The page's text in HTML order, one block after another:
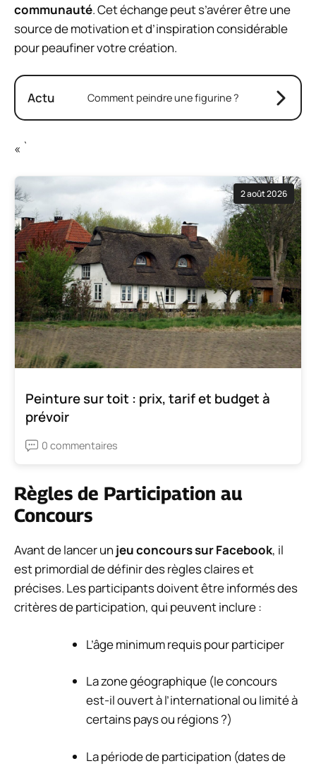
communauté. Cet échange peut s’avérer être une
source de motivation et d’inspiration considérable
pour peaufiner votre création.
Actu Comment peindre une figurine ?
« `
2 août 2026
Peinture sur toit : prix, tarif et budget à
prévoir
0 commentaires
Règles de Participation au
Concours
Avant de lancer un jeu concours sur Facebook, il
est primordial de définir des règles claires et
précises. Les participants doivent être informés des
critères de participation, qui peuvent inclure :
L’âge minimum requis pour participer
La zone géographique (le concours
est-il ouvert à l’international ou limité à
certains pays ou régions ?)
La période de participation (dates de